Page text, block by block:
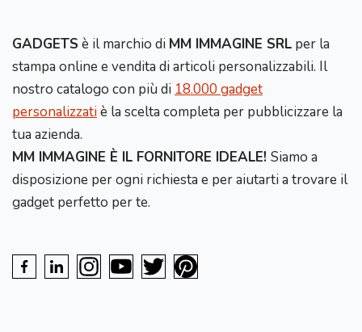
GADGETS è il marchio di MM IMMAGINE SRL per la
stampa online e vendita di articoli personalizzabili. Il
nostro catalogo con più di 18.000 gadget
personalizzatiè la scelta completa per pubblicizzare la
tua azienda.
MM IMMAGINE È IL FORNITORE IDEALE! Siamo a
disposizione per ogni richiesta e per aiutarti a trovare il
gadget perfetto per te.